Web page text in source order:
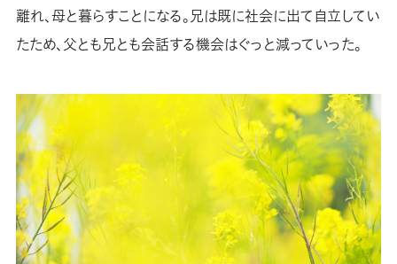
離れ、母と暮らすことになる。兄は既に社会に出て自立してい
たため、父とも兄とも会話する機会はぐっと減っていった。